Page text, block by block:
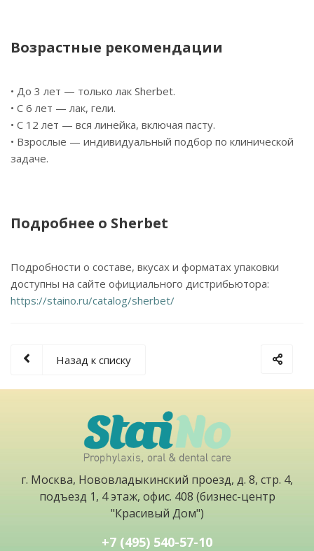
Возрастные рекомендации
• До 3 лет — только лак Sherbet.
• С 6 лет — лак, гели.
• С 12 лет — вся линейка, включая пасту.
• Взрослые — индивидуальный подбор по клинической
задаче.
Подробнее о Sherbet
Подробности о составе, вкусах и форматах упаковки
доступны на сайте официального дистрибьютора:
https://staino.ru/catalog/sherbet/
Назад к списку
г. Москва, Нововладыкинский проезд, д. 8, стр. 4,
подъезд 1, 4 этаж, офис. 408 (бизнес-центр
"Красивый Дом")
+7 (495) 540-57-10